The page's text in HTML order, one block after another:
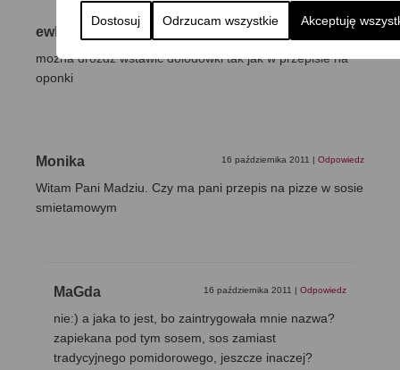
Dostosuj Odrzucam wszystkie Akceptuję
ewka850 Odpowiedz
można drożdż wstawić dolodówki tak jak w przepisie na
oponki
Monika 16 października 2011 Odpowiedz
Witam Pani Madziu. Czy ma pani przepis na pizze w sosie
smietamowym
MaGda 16 października 2011 Odpowiedz
nie:) a jaka to jest, bo zaintrygowała mnie nazwa?
zapiekana pod tym sosem, sos zamiast
tradycyjnego pomidorowego, jeszcze inaczej?